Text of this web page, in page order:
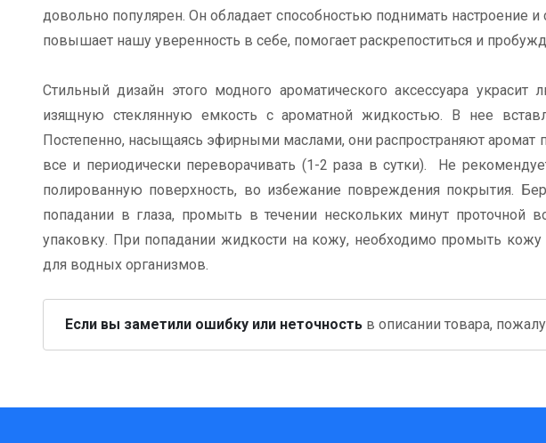
довольно популярен. Он обладает способностью поднимать настроение
повышает нашу уверенность в себе, помогает раскрепоститься и
Стильный дизайн этого модного ароматического аксессуара
изящную стеклянную емкость с ароматной жидкостью. В нее
Постепенно, насыщаясь эфирными маслами, они распространяют аромат
все и периодически переворачивать (1-2 раза в сутки). Не
полированную поверхность, во избежание повреждения покрытия.
попадании в глаза, промыть в течении нескольких минут проточной
упаковку. При попадании жидкости на кожу, необходимо промыть
для водных организмов.
Если вы заметили ошибку или неточность в описании товара,